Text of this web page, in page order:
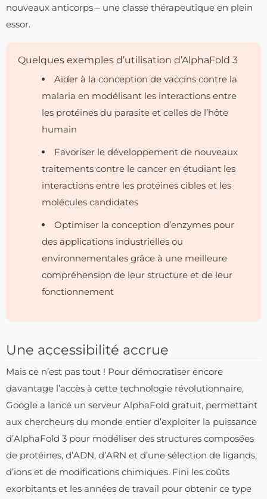
nouveaux anticorps – une classe thérapeutique en plein
essor.
Quelques exemples d’utilisation d’AlphaFold 3
Aider à la conception de vaccins contre la
malaria en modélisant les interactions entre
les protéines du parasite et celles de l’hôte
humain
Favoriser le développement de nouveaux
traitements contre le cancer en étudiant les
interactions entre les protéines cibles et les
molécules candidates
Optimiser la conception d’enzymes pour
des applications industrielles ou
environnementales grâce à une meilleure
compréhension de leur structure et de leur
fonctionnement
Une accessibilité accrue
Mais ce n’est pas tout ! Pour démocratiser encore
davantage l’accès à cette technologie révolutionnaire,
Google a lancé un serveur AlphaFold gratuit, permettant
aux chercheurs du monde entier d’exploiter la puissance
d’AlphaFold 3 pour modéliser des structures composées
de protéines, d’ADN, d’ARN et d’une sélection de ligands,
d’ions et de modifications chimiques. Fini les coûts
exorbitants et les années de travail pour obtenir ce type